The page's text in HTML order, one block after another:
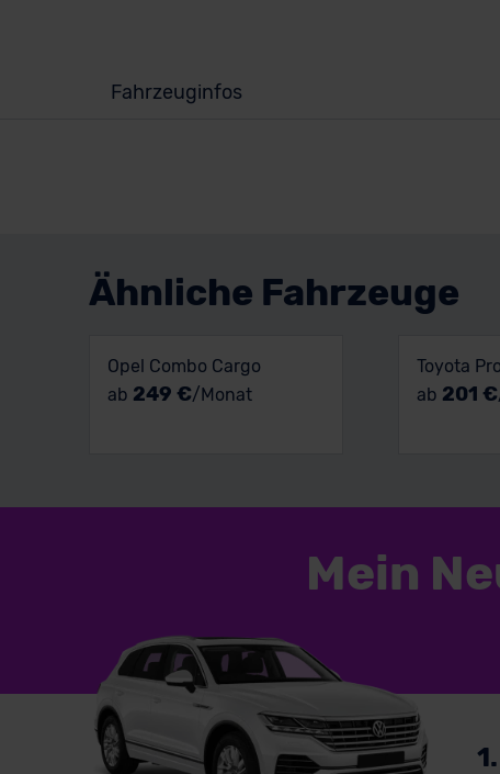
Fahrzeuginfos
Ähnliche Fahrzeuge
Opel Combo Cargo
ab 249 €/Monat
Toyota
ab 201 €
Mein
1.